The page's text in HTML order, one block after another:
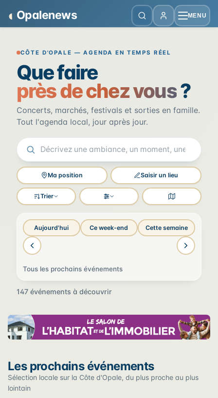
◐ Opalenews MENU
Opalenews — Événements de la
CÔTE D'OPALE — AGENDA EN TEMPS RÉEL
Que faire
près de chez vous?
Concerts, marchés, festivals et sorties en famille.
Tout l'agenda local, jour après jour.
Ma position Saisir un lieu
Trier Filtres Voir la carte
Aujourd'hui Ce week-end Cette semaine
Tous les prochains événements
147 événements à découvrir
Cliquez sur un pin pour voir l'événement — les lieux qui
en accueillent plusieurs sont regroupés.
Les prochains événements
Sélection locale sur la Côte d'Opale, du plus proche au plus
lointain